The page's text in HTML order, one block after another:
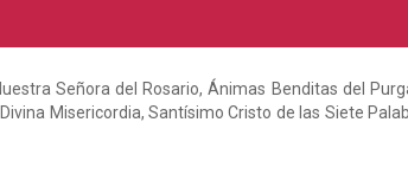
Señora del Rosario, Ánimas Benditas del
Misericordia, Santísimo Cristo de las Siete